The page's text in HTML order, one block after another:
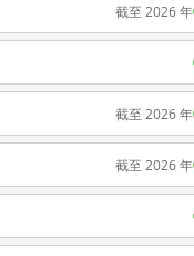
截至 2026 年
截至 2026 年
截至 2026 年